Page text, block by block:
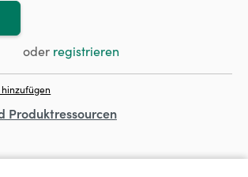
oder registrieren
Produktressourcen